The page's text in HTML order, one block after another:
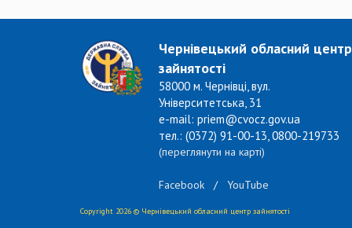
Чернівецький обласний центр
зайнятості
58000 м. Чернівці, вул.
Університетська, 31
e-mail: priem@cvocz.gov.ua
тел.: (0372) 91-00-13, 0800-219733
(переглянути на карті)
Facebook / YouTube
Copyright 2026 © Чернівецький обласний центр зайнятості